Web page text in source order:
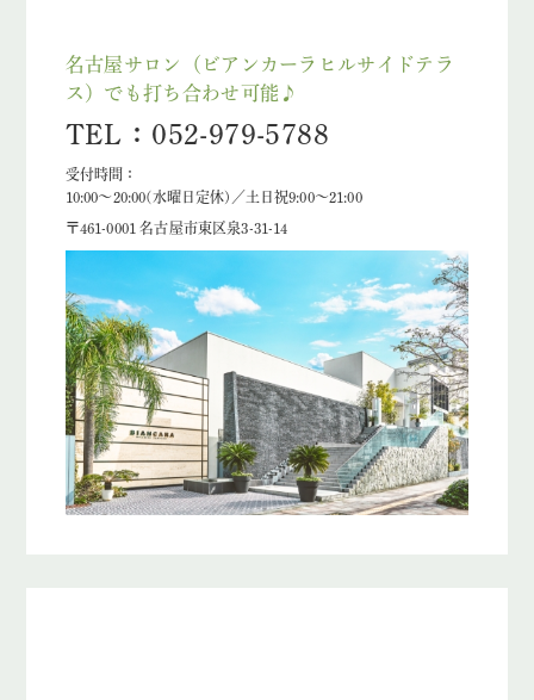
名古屋サロン（ビアンカーラヒルサイドテラ
ス）でも打ち合わせ可能♪
TEL：052-979-5788
受付時間：
10:00～20:00(水曜日定休)／土日祝9:00～21:00
〒461-0001 名古屋市東区泉3-31-14